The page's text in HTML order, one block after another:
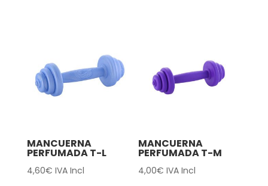
MANCUERNA
PERFUMADA T-L
4,60€ IVA Incl
MANCUERNA
PERFUMADA T-M
4,00€ IVA Incl